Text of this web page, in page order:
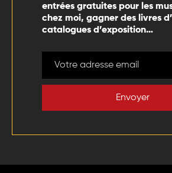
entrées gratuites pour les
chez moi, gagner des livres
catalogues d’exposition…
Envoyer